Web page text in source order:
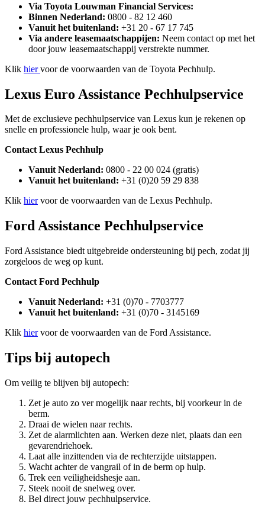
Via Toyota Louwman Financial Services:
Binnen Nederland: 0800 - 82 12 460
Vanuit het buitenland: +31 20 - 67 17 745
Via andere leasemaatschappijen: Neem contact op met het
door jouw leasemaatschappij verstrekte nummer.
Klik hier voor de voorwaarden van de Toyota Pechhulp.
Lexus Euro Assistance Pechhulpservice
Met de exclusieve pechhulpservice van Lexus kun je rekenen op
snelle en professionele hulp, waar je ook bent.
Contact Lexus Pechhulp
Vanuit Nederland: 0800 - 22 00 024 (gratis)
Vanuit het buitenland: +31 (0)20 59 29 838
Klik hiervoor de voorwaarden van de Lexus Pechhulp.
Ford Assistance Pechhulpservice
Ford Assistance biedt uitgebreide ondersteuning bij pech, zodat jij
zorgeloos de weg op kunt.
Contact Ford Pechhulp
Vanuit Nederland: +31 (0)70 - 7703777
Vanuit het buitenland: +31 (0)70 - 3145169
Klik hiervoor de voorwaarden van de Ford Assistance.
Tips bij autopech
Om veilig te blijven bij autopech:
Zet je auto zo ver mogelijk naar rechts, bij voorkeur in de
berm.
Draai de wielen naar rechts.
Zet de alarmlichten aan. Werken deze niet, plaats dan een
gevarendriehoek.
Laat alle inzittenden via de rechterzijde uitstappen.
Wacht achter de vangrail of in de berm op hulp.
Trek een veiligheidshesje aan.
Steek nooit de snelweg over.
Bel direct jouw pechhulpservice.